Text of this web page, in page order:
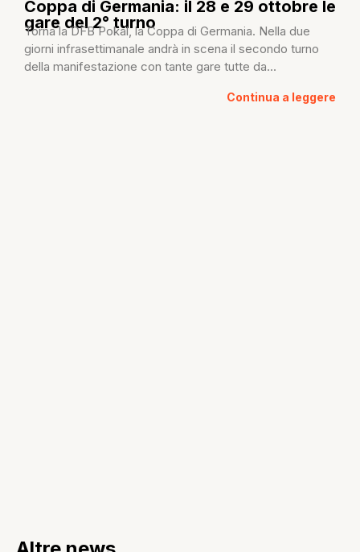
Coppa di Germania: il 28 e 29 ottobre le
gare del 2° turno
Torna la DFB Pokal, la Coppa di Germania. Nella due
giorni infrasettimanale andrà in scena il secondo turno
della manifestazione con tante gare tutte da...
Continua a leggere